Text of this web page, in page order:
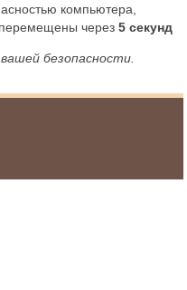
компьютера,
перемещены через5 секунд
безопасности.